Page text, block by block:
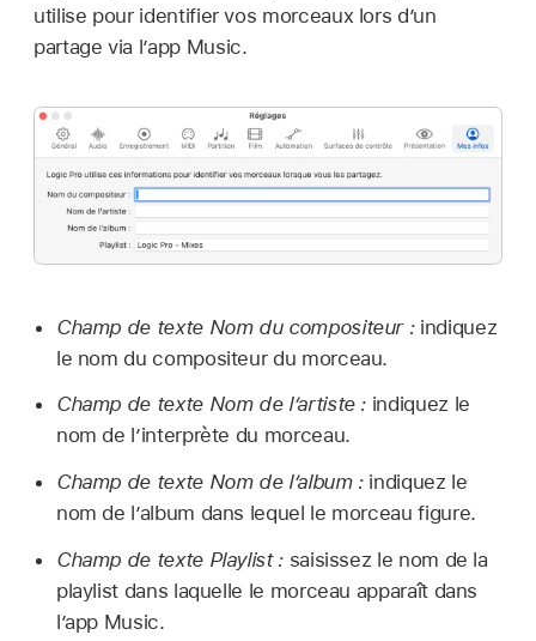
utilise pour identifier vos morceaux lors d’un
partage via l’app Music.
Champ de texte Nom du compositeur :indiquez
le nom du compositeur du morceau.
Champ de texte Nom de l’artiste : indiquez le
nom de l’interprète du morceau.
Champ de texte Nom de l’album :indiquez le
nom de l’album dans lequel le morceau figure.
Champ de texte Playlist :saisissez le nom de la
playlist dans laquelle le morceau apparaît dans
l’app Music.